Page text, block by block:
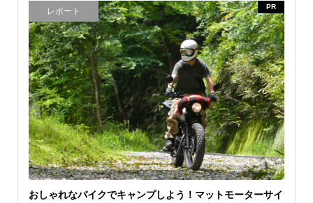
レポート PR
おしゃれなバイクでキャンプしよう！マットモーターサイ